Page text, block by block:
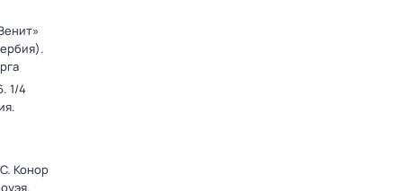
1/4
Конор